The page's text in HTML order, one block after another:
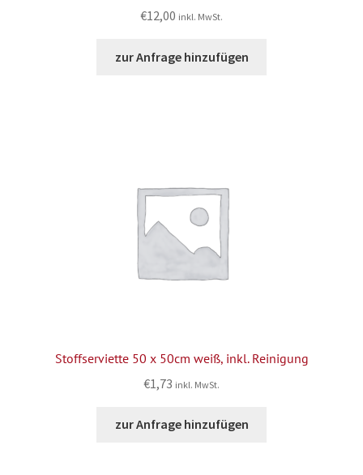
€12,00 inkl. MwSt.
zur Anfrage hinzufügen
Stoffserviette 50 x 50cm weiß, inkl. Reinigung
€1,73 inkl. MwSt.
zur Anfrage hinzufügen